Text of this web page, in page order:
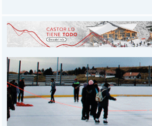
INICIO
PROVINCIALES
DEPORTES
POLICIALES
I-DIARIO
MÁS
BÚSQUEDA